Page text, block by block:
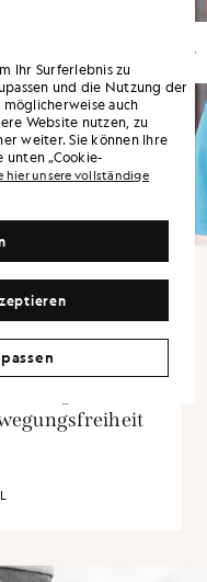
die Stadt – er
ist er sehr
Ihr Surferlebnis zu
und die Nutzung der
auch
Website nutzen, zu
weiter. Sie können Ihre
unten „Cookie-
hier unsere vollständige